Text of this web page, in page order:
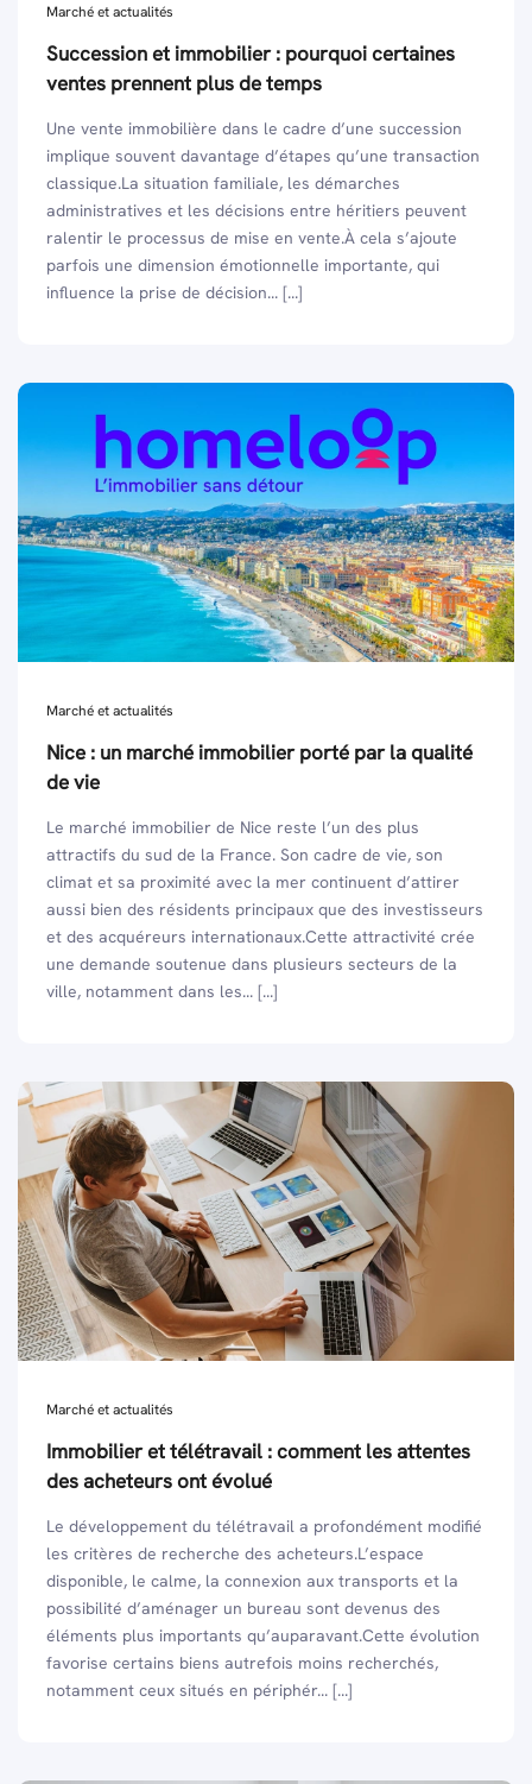
Marché et actualités
Succession et immobilier : pourquoi certaines
ventes prennent plus de temps
Une vente immobilière dans le cadre d’une succession
implique souvent davantage d’étapes qu’une transaction
classique.La situation familiale, les démarches
administratives et les décisions entre héritiers peuvent
ralentir le processus de mise en vente.À cela s’ajoute
parfois une dimension émotionnelle importante, qui
influence la prise de décision... [...]
Marché et actualités
Nice : un marché immobilier porté par la qualité
de vie
Le marché immobilier de Nice reste l’un des plus
attractifs du sud de la France. Son cadre de vie, son
climat et sa proximité avec la mer continuent d’attirer
aussi bien des résidents principaux que des investisseurs
et des acquéreurs internationaux.Cette attractivité crée
une demande soutenue dans plusieurs secteurs de la
ville, notamment dans les... [...]
Marché et actualités
Immobilier et télétravail : comment les attentes
des acheteurs ont évolué
Le développement du télétravail a profondément modifié
les critères de recherche des acheteurs.L’espace
disponible, le calme, la connexion aux transports et la
possibilité d’aménager un bureau sont devenus des
éléments plus importants qu’auparavant.Cette évolution
favorise certains biens autrefois moins recherchés,
notamment ceux situés en périphér... [...]